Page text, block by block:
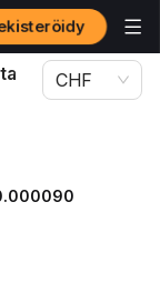
財務自由
CHF